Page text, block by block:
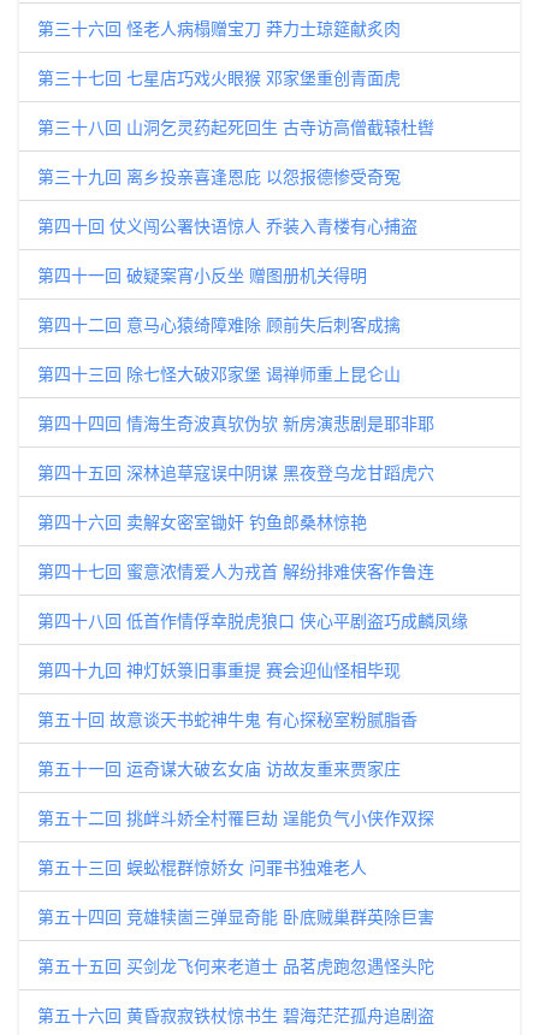
第三十六回 怪老人病榻赠宝刀 莽力士琼筵献炙肉
第三十七回 七星店巧戏火眼猴 邓家堡重创青面虎
第三十八回 山洞乞灵药起死回生 古寺访高僧截辕杜辔
第三十九回 离乡投亲喜逢恩庇 以怨报德惨受奇冤
第四十回 仗义闯公署快语惊人 乔装入青楼有心捕盗
第四十一回 破疑案宵小反坐 赠图册机关得明
第四十二回 意马心猿绮障难除 顾前失后刺客成擒
第四十三回 除七怪大破邓家堡 谒禅师重上昆仑山
第四十四回 情海生奇波真欤伪欤 新房演悲剧是耶非耶
第四十五回 深林追草寇误中阴谋 黑夜登乌龙甘蹈虎穴
第四十六回 卖解女密室锄奸 钓鱼郎桑林惊艳
第四十七回 蜜意浓情爱人为戎首 解纷排难侠客作鲁连
第四十八回 低首作情俘幸脱虎狼口 侠心平剧盗巧成麟凤缘
第四十九回 神灯妖箓旧事重提 赛会迎仙怪相毕现
第五十回 故意谈天书蛇神牛鬼 有心探秘室粉腻脂香
第五十一回 运奇谋大破玄女庙 访故友重来贾家庄
第五十二回 挑衅斗娇全村罹巨劫 逞能负气小侠作双探
第五十三回 蜈蚣棍群惊娇女 问罪书独难老人
第五十四回 竞雄犊崮三弹显奇能 卧底贼巢群英除巨害
第五十五回 买剑龙飞何来老道士 品茗虎跑忽遇怪头陀
第五十六回 黄昏寂寂铁杖惊书生 碧海茫茫孤舟追剧盗